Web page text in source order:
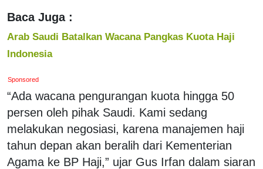
Baca Juga :
Arab Saudi Batalkan Wacana Pangkas Kuota Haji
Indonesia
Sponsored
“Ada wacana pengurangan kuota hingga 50
persen oleh pihak Saudi. Kami sedang
melakukan negosiasi, karena manajemen haji
tahun depan akan beralih dari Kementerian
Agama ke BP Haji,” ujar Gus Irfan dalam siaran